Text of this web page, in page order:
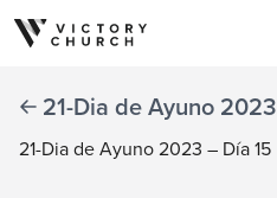
Skip to content
21-Dia de Ayuno 2023
21-Dia de Ayuno 2023 – Día 15